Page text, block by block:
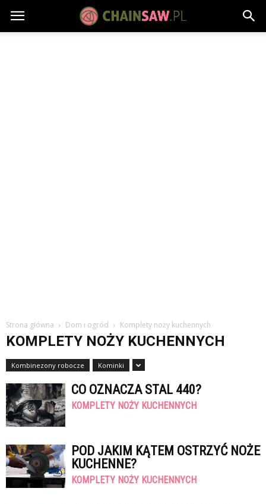
Strona główna Dom i ogród Komplety noży kuchennych
KOMPLETY NOŻY KUCHENNYCH
Kombinezony robocze Kominki
CO OZNACZA STAL 440?
KOMPLETY NOŻY KUCHENNYCH
POD JAKIM KĄTEM OSTRZYĆ NOŻE
KUCHENNE?
KOMPLETY NOŻY KUCHENNYCH